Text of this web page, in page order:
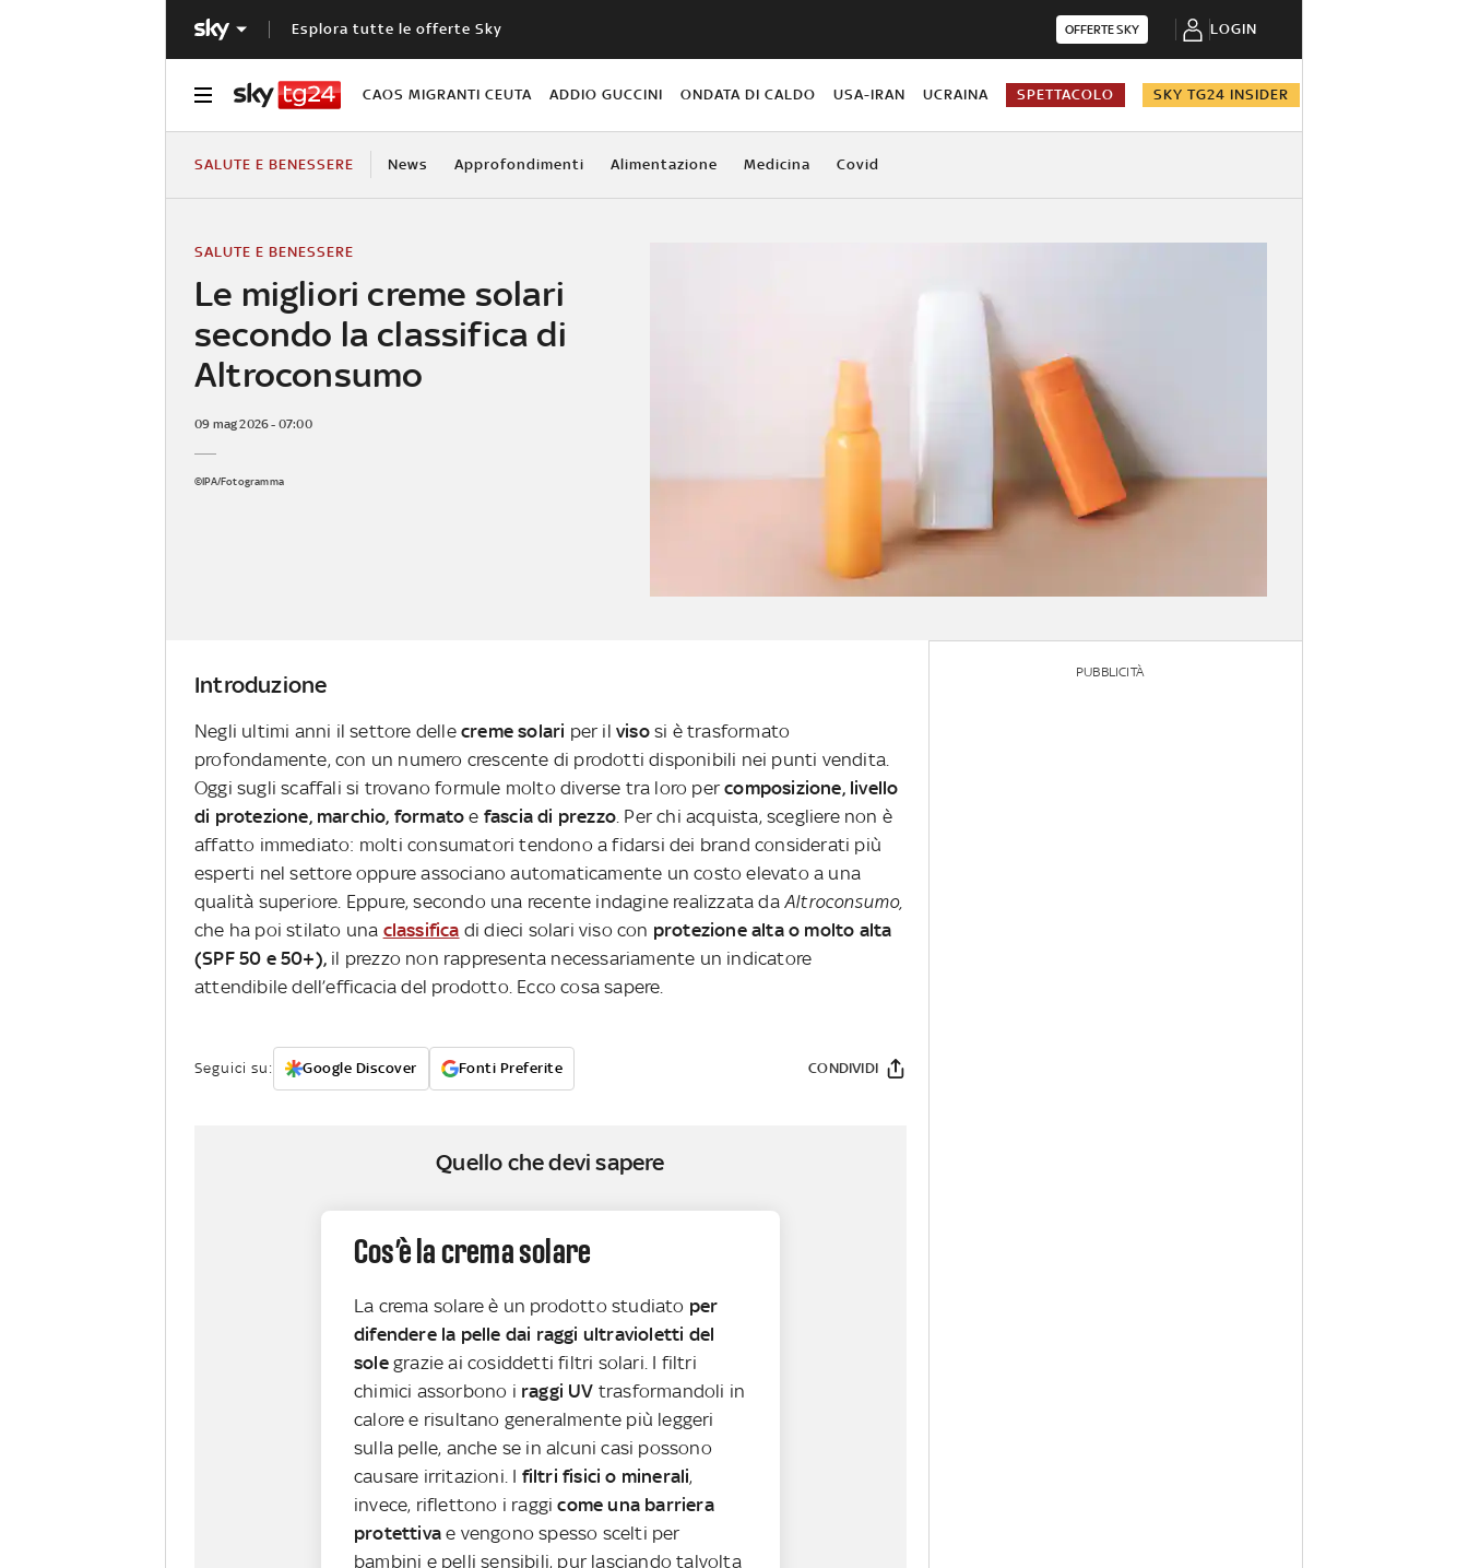
Esplora tutte le offerte Sky OFFERTE SKY LOGIN
CAOS MIGRANTI CEUTA ADDIO GUCCINI ONDATA DI CALDO USA-IRAN UCRAINA SPETTACOLO SKY TG24 INSIDER
SALUTE E BENESSERE News Approfondimenti Alimentazione Medicina Covid
Le migliori creme solari
secondo la classifica di
Altroconsumo
SALUTE E BENESSERE
09 mag 2026 - 07:00
©IPA/Fotogramma
Introduzione
Negli ultimi anni il settore delle creme solari per ilvisosi è trasformato
profondamente, con un numero crescente di prodotti disponibili nei punti vendita.
Oggi sugli scaffali si trovano formule molto diverse tra loro percomposizione, livello
di protezione, marchio, formatoe fascia di prezzo. Per chi acquista, scegliere non è
affatto immediato: molti consumatori tendono a fidarsi dei brand considerati più
esperti nel settore oppure associano automaticamente un costo elevato a una
qualità superiore. Eppure, secondo una recente indagine realizzata daAltroconsumo,
che ha poi stilato una classifica di dieci solari viso con protezione alta o molto alta
(SPF 50 e 50+), il prezzo non rappresenta necessariamente un indicatore
attendibile dell’efficacia del prodotto. Ecco cosa sapere.
Seguici su: Google Discover Fonti Preferite CONDIVIDI
Quello che devi sapere
Cos’è la crema solare
La crema solare è un prodotto studiato per
difendere la pelle dai raggi ultravioletti del
solegrazie ai cosiddetti filtri solari. I filtri
chimici assorbono i raggi UV trasformandoli in
calore e risultano generalmente più leggeri
sulla pelle, anche se in alcuni casi possono
causare irritazioni. I filtri fisici o minerali,
invece, riflettono i raggicome una barriera
protettiva e vengono spesso scelti per
bambini e pelli sensibili, pur lasciando talvolta
PUBBLICITÀ